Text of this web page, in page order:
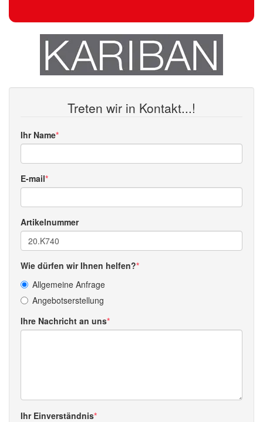
Treten wir in Kontakt...!
Ihr Name
E-mail
Artikelnummer
Wie dürfen wir Ihnen helfen?
Allgemeine Anfrage
Angebotserstellung
Ihre Nachricht an uns
Ihr Einverständnis